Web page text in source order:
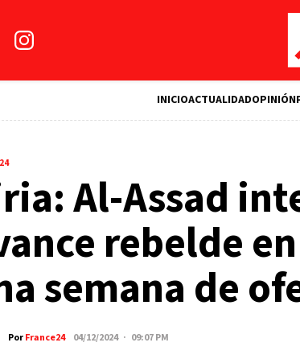
INICIOACTUALIDADOPINIÓN
Al-Assad
rebelde
semana de
PorFrance24 04/12/2024 · 09:07 PM